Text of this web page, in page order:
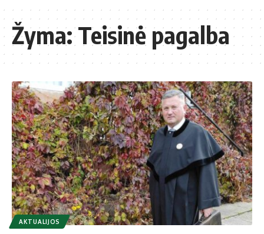
Žyma:Teisinė pagalba
AKTUALIJOS